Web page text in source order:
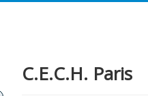
C.E.C.H. Paris